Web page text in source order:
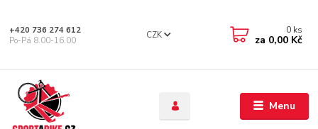
Menu
CZK
+420 736 274 612
Po-Pá 8.00-16.00
0 ks
za 0,00 Kč